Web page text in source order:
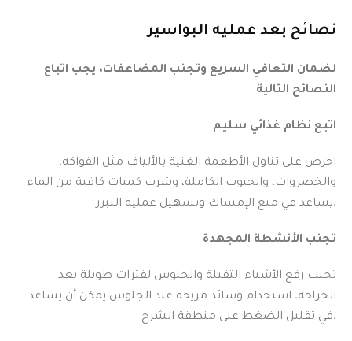
نصائح بعد عمليه البواسير
لضمان التعافي السريع وتجنب المضاعفات، يجب اتباع
النصائح التالية
اتبع نظام غذائي سليم
احرص على تناول الأطعمة الغنية بالألياف مثل الفواكه،
والخضروات، والحبوب الكاملة، وشرب كميات كافية من الماء
يساعد في منع الإمساك وتسهيل عملية التبرز.
تجنب الأنشطة المجهدة
الجراحة. استخدام وسائد مريحة عند الجلوس يمكن أن يساعد
في تقليل الضغط على منطقة الشرج.